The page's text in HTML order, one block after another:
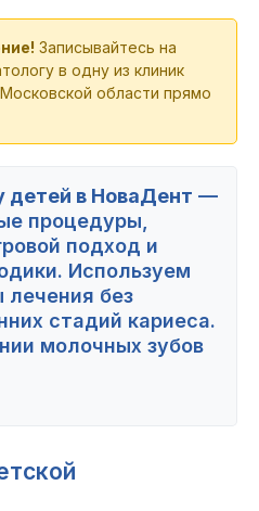
Записывайтесь на
в одну из клиник
области прямо
детей в НоваДент —
процедуры,
подход и
Используем
без
стадий кариеса.
молочных зубов